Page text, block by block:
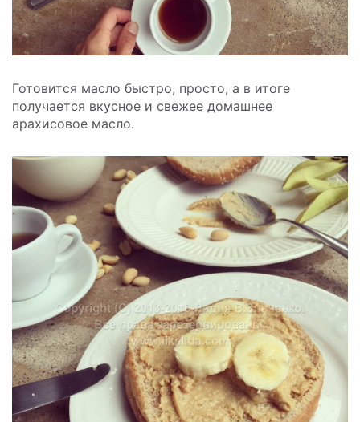
Готовится масло быстро, просто, а в итоге
получается вкусное и свежее домашнее
арахисовое масло.